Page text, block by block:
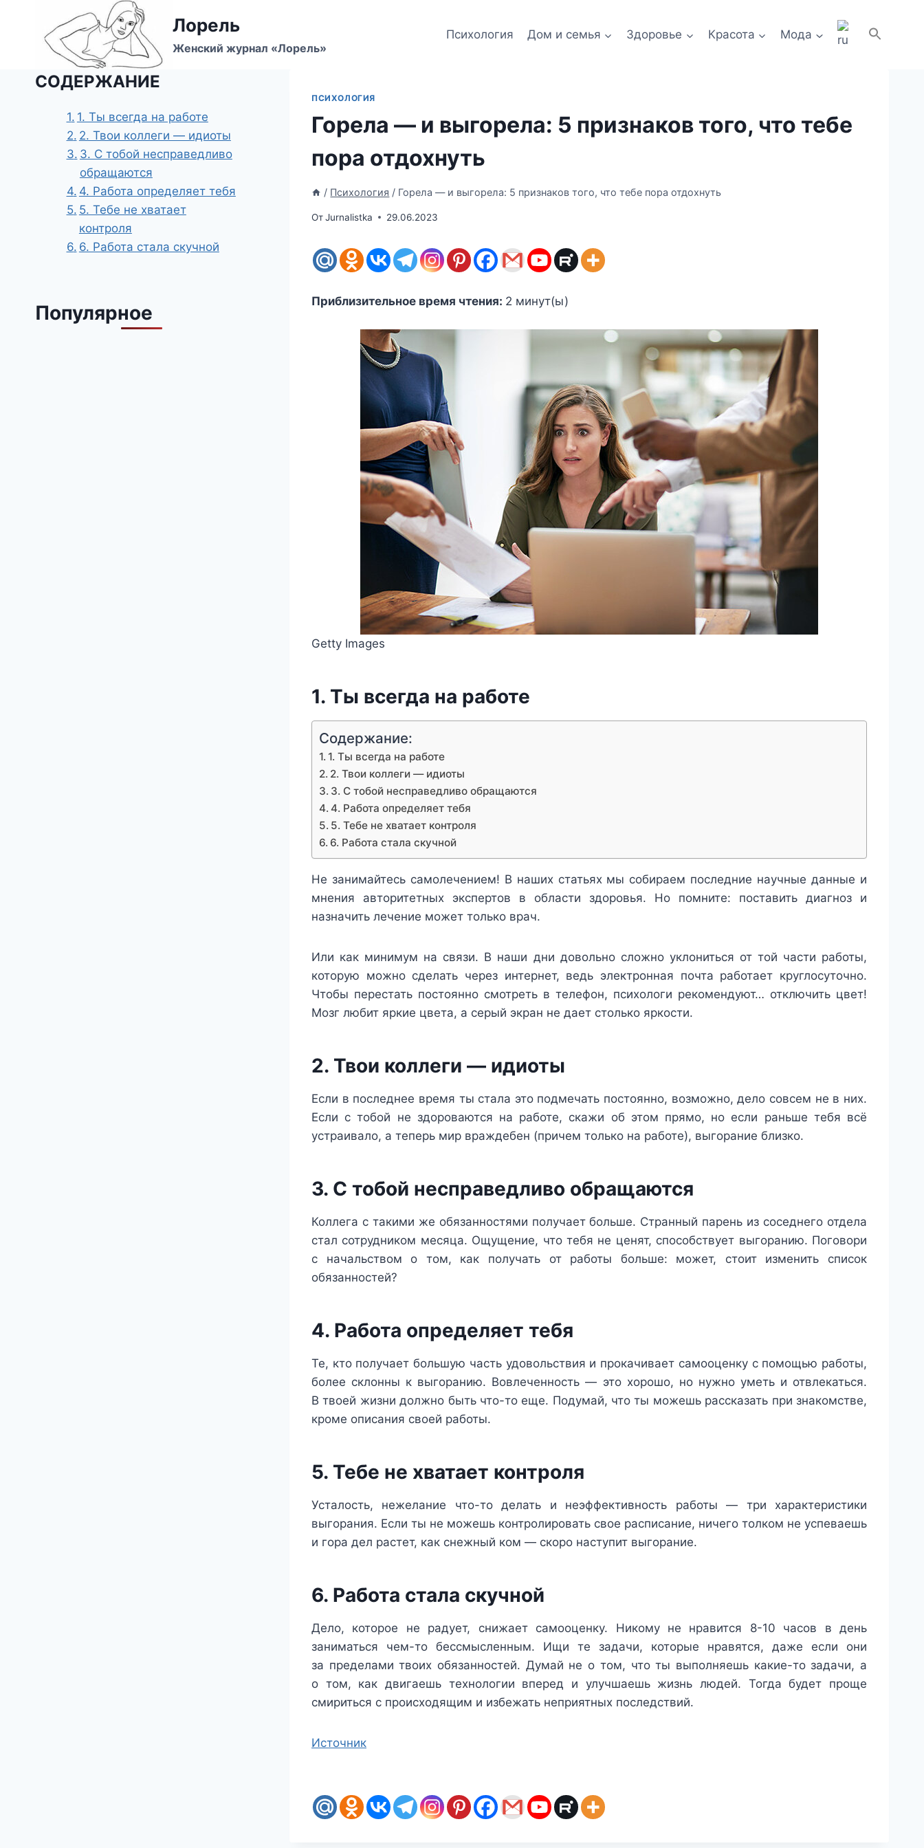
содержимому
Лорель
Женский журнал «Лорель»
Психология Дом и семья Здоровье Красота Мода
ПСИХОЛОГИЯ
Горела — и выгорела: 5 признаков того, что тебе
пора отдохнуть
/ Психология / Горела — и выгорела: 5 признаков того, что тебе пора отдохнуть
ОтJurnalistka 29.06.2023
Приблизительное время чтения: 2 минут(ы)
Getty Images
1. Ты всегда на работе
Содержание:
1. Ты всегда на работе
2. Твои коллеги — идиоты
3. С тобой несправедливо обращаются
4. Работа определяет тебя
5. Тебе не хватает контроля
6. Работа стала скучной
Не занимайтесь самолечением! В наших статьях мы собираем последние научные данные и
мнения авторитетных экспертов в области здоровья. Но помните: поставить диагноз и
назначить лечение может только врач.
Или как минимум на связи. В наши дни довольно сложно уклониться от той части работы,
которую можно сделать через интернет, ведь электронная почта работает круглосуточно.
Чтобы перестать постоянно смотреть в телефон, психологи рекомендуют… отключить цвет!
Мозг любит яркие цвета, а серый экран не дает столько яркости.
2. Твои коллеги — идиоты
Если в последнее время ты стала это подмечать постоянно, возможно, дело совсем не в них.
Если с тобой не здороваются на работе, скажи об этом прямо, но если раньше тебя всё
устраивало, а теперь мир враждебен (причем только на работе), выгорание близко.
3. С тобой несправедливо обращаются
Коллега с такими же обязанностями получает больше. Странный парень из соседнего отдела
стал сотрудником месяца. Ощущение, что тебя не ценят, способствует выгоранию. Поговори
с начальством о том, как получать от работы больше: может, стоит изменить список
обязанностей?
4. Работа определяет тебя
Те, кто получает большую часть удовольствия и прокачивает самооценку с помощью работы,
более склонны к выгоранию. Вовлеченность — это хорошо, но нужно уметь и отвлекаться.
В твоей жизни должно быть что-то еще. Подумай, что ты можешь рассказать при знакомстве,
кроме описания своей работы.
5. Тебе не хватает контроля
Усталость, нежелание что-то делать и неэффективность работы — три характеристики
выгорания. Если ты не можешь контролировать свое расписание, ничего толком не успеваешь
и гора дел растет, как снежный ком — скоро наступит выгорание.
6. Работа стала скучной
Дело, которое не радует, снижает самооценку. Никому не нравится 8-10 часов в день
заниматься чем-то бессмысленным. Ищи те задачи, которые нравятся, даже если они
за пределами твоих обязанностей. Думай не о том, что ты выполняешь какие-то задачи, а
о том, как двигаешь технологии вперед и улучшаешь жизнь людей. Тогда будет проще
смириться с происходящим и избежать неприятных последствий.
Источник
СОДЕРЖАНИЕ
1. Ты всегда на работе
2. Твои коллеги — идиоты
3. С тобой несправедливо
обращаются
4. Работа определяет тебя
5. Тебе не хватает
контроля
6. Работа стала скучной
Популярное